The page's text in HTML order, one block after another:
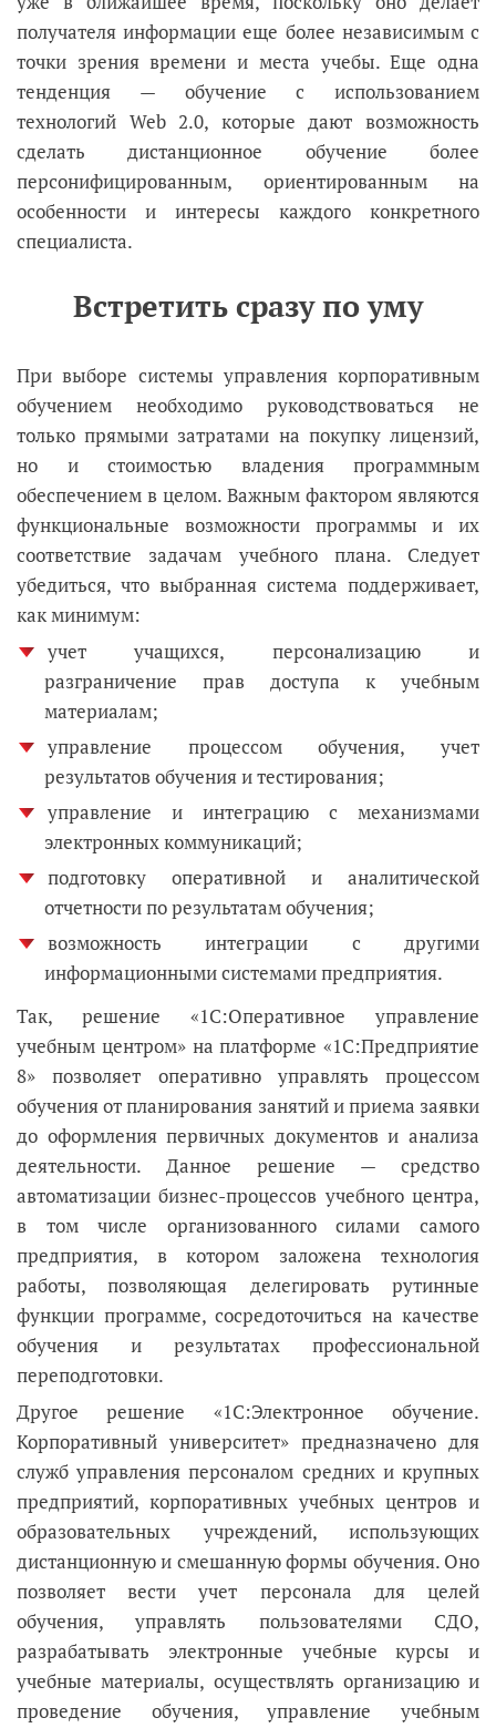
получателя информации еще более независимым с
точки зрения времени и места учебы. Еще одна
тенденция —обучение с использованием
технологий Web 2.0, которые дают возможность
сделать дистанционное обучение более
персонифицированным, ориентированным на
особенности и интересы каждого конкретного
специалиста.
Встретить сразу по уму
При выборе системы управления корпоративным
обучением необходимо руководствоваться не
только прямыми затратами на покупку лицензий,
но и стоимостью владения программным
обеспечением в целом. Важным фактором являются
функциональные возможности программы и их
соответствие задачам учебного плана. Следует
убедиться, что выбранная система поддерживает,
как минимум:
учет учащихся, персонализацию и
разграничение прав доступа к учебным
материалам;
управление процессом обучения, учет
результатов обучения и тестирования;
управление и интеграцию с механизмами
электронных коммуникаций;
подготовку оперативной и аналитической
отчетности по результатам обучения;
возможность интеграции с другими
информационными системами предприятия.
Так, решение «1С:Оперативное управление
учебным центром» на платформе «1С:Предприятие
8» позволяет оперативно управлять процессом
обучения от планирования занятий и приема заявки
до оформления первичных документов и анализа
деятельности. Данное решение — средство
автоматизации бизнес-процессов учебного центра,
в том числе организованного силами самого
предприятия, в котором заложена технология
работы, позволяющая делегировать рутинные
функции программе, сосредоточиться на качестве
обучения и результатах профессиональной
переподготовки.
Другое решение «1С:Электронное обучение.
Корпоративный университет» предназначено для
служб управления персоналом средних и крупных
предприятий, корпоративных учебных центров и
образовательных учреждений, использующих
дистанционную и смешанную формы обучения. Оно
позволяет вести учет персонала для целей
обучения, управлять пользователями СДО,
разрабатывать электронные учебные курсы и
учебные материалы, осуществлять организацию и
проведение обучения, управление учебным